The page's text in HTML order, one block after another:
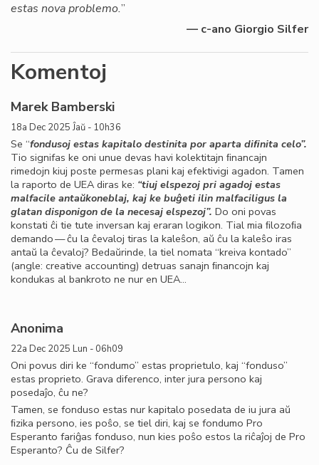
estas nova problemo.”
— c-ano Giorgio Silfer
Komentoj
Marek Bamberski
18a Dec 2025 Ĵaŭ - 10h36
Se “fondusoj estas kapitalo destinita por aparta diﬁnita celo”.
Tio signifas ke oni unue devas havi kolektitajn ﬁnancajn
rimedojn kiuj poste permesas plani kaj efektivigi agadon. Tamen
la raporto de UEA diras ke: “tiuj elspezoj pri agadoj estas
malfacile antaŭkoneblaj, kaj ke buĝeti ilin malfaciligus la
glatan disponigon de la necesaj elspezoj”. Do oni povas
konstati ĉi tie tute inversan kaj eraran logikon. Tial mia ﬁlozoﬁa
demando — ĉu la ĉevaloj tiras la kaleŝon, aŭ ĉu la kaleŝo iras
antaŭ la ĉevaloj? Bedaŭrinde, la tiel nomata “kreiva kontado”
(angle: creative accounting) detruas sanajn ﬁnancojn kaj
kondukas al bankroto ne nur en UEA…
Anonima
22a Dec 2025 Lun - 06h09
Oni povus diri ke “fondumo” estas proprietulo, kaj “fonduso”
estas proprieto. Grava diferenco, inter jura persono kaj
posedaĵo, ĉu ne?
Tamen, se fonduso estas nur kapitalo posedata de iu jura aŭ
ﬁzika persono, ies poŝo, se tiel diri, kaj se fondumo Pro
Esperanto fariĝas fonduso, nun kies poŝo estos la riĉaĵoj de Pro
Esperanto? Ĉu de Silfer?